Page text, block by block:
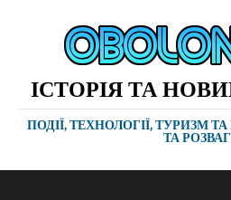
ІСТОРІЯ ТА
ПОДІЇ, ТЕХНОЛОГІЇ, ТУРИЗМ
ТА